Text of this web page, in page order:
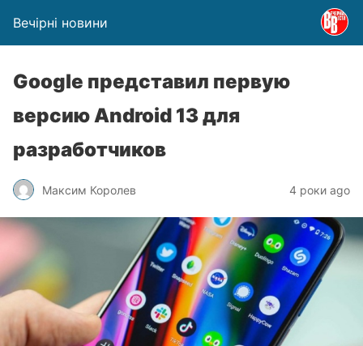
Вечірні новини
Google представил первую
версию Android 13 для
разработчиков
Максим Королев 4 роки ago